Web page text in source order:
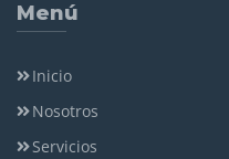
Menú
Inicio
Nosotros
Servicios